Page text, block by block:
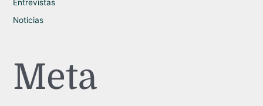
Entrevistas
Noticias
Meta